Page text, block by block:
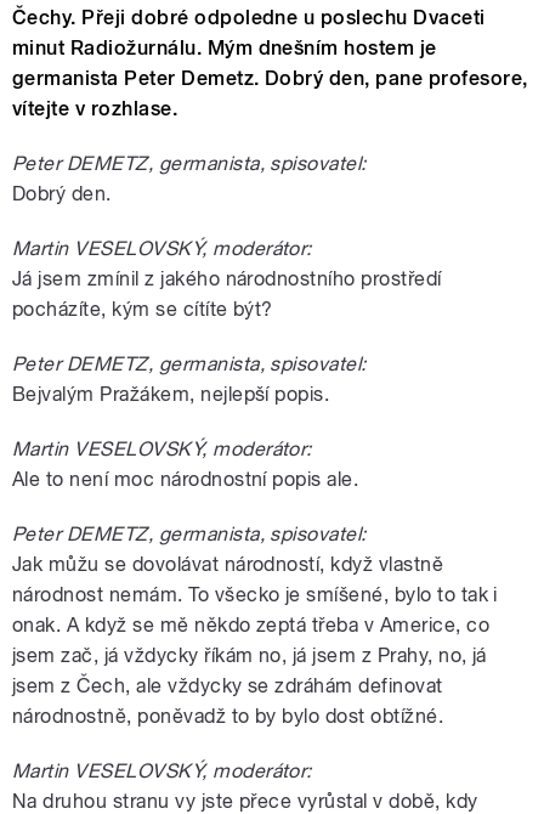
Čechy. Přeji dobré odpoledne u poslechu Dvaceti
minut Radiožurnálu. Mým dnešním hostem je
germanista Peter Demetz. Dobrý den, pane profesore,
vítejte v rozhlase.
Peter DEMETZ, germanista, spisovatel:
Dobrý den.
Martin VESELOVSKÝ, moderátor:
Já jsem zmínil z jakého národnostního prostředí
pocházíte, kým se cítíte být?
Peter DEMETZ, germanista, spisovatel:
Bejvalým Pražákem, nejlepší popis.
Martin VESELOVSKÝ, moderátor:
Ale to není moc národnostní popis ale.
Peter DEMETZ, germanista, spisovatel:
Jak můžu se dovolávat národností, když vlastně
národnost nemám. To všecko je smíšené, bylo to tak i
onak. A když se mě někdo zeptá třeba v Americe, co
jsem zač, já vždycky říkám no, já jsem z Prahy, no, já
jsem z Čech, ale vždycky se zdráhám definovat
národnostně, poněvadž to by bylo dost obtížné.
Martin VESELOVSKÝ, moderátor:
Na druhou stranu vy jste přece vyrůstal v době, kdy